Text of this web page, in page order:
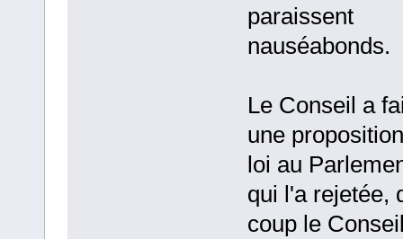
paraissent
nauséabonds.
Le Conseil a
une
loi au
qui l'a rejetée,
coup le